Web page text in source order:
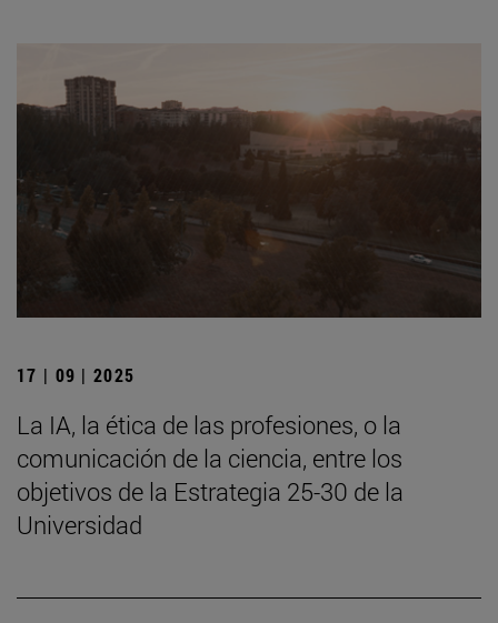
17 | 09 | 2025
La IA, la ética de las profesiones, o la
comunicación de la ciencia, entre los
objetivos de la Estrategia 25-30 de la
Universidad